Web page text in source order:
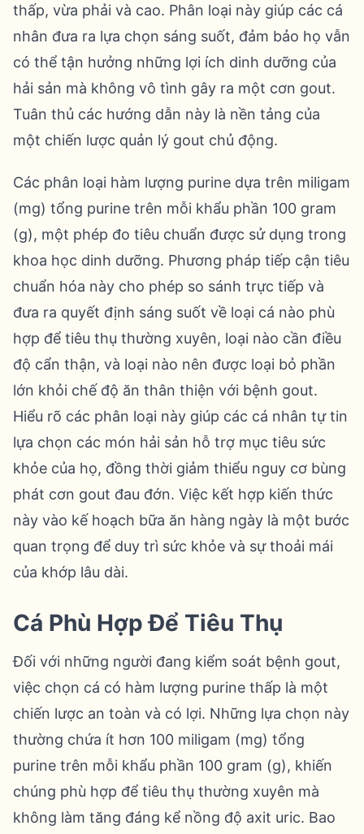
thấp, vừa phải và cao. Phân loại này giúp các cá
nhân đưa ra lựa chọn sáng suốt, đảm bảo họ vẫn
có thể tận hưởng những lợi ích dinh dưỡng của
hải sản mà không vô tình gây ra một cơn gout.
Tuân thủ các hướng dẫn này là nền tảng của
một chiến lược quản lý gout chủ động.
Các phân loại hàm lượng purine dựa trên miligam
(mg) tổng purine trên mỗi khẩu phần 100 gram
(g), một phép đo tiêu chuẩn được sử dụng trong
khoa học dinh dưỡng. Phương pháp tiếp cận tiêu
chuẩn hóa này cho phép so sánh trực tiếp và
đưa ra quyết định sáng suốt về loại cá nào phù
hợp để tiêu thụ thường xuyên, loại nào cần điều
độ cẩn thận, và loại nào nên được loại bỏ phần
lớn khỏi chế độ ăn thân thiện với bệnh gout.
Hiểu rõ các phân loại này giúp các cá nhân tự tin
lựa chọn các món hải sản hỗ trợ mục tiêu sức
khỏe của họ, đồng thời giảm thiểu nguy cơ bùng
phát cơn gout đau đớn. Việc kết hợp kiến thức
này vào kế hoạch bữa ăn hàng ngày là một bước
quan trọng để duy trì sức khỏe và sự thoải mái
của khớp lâu dài.
Cá Phù Hợp Để Tiêu Thụ
Đối với những người đang kiểm soát bệnh gout,
việc chọn cá có hàm lượng purine thấp là một
chiến lược an toàn và có lợi. Những lựa chọn này
thường chứa ít hơn 100 miligam (mg) tổng
purine trên mỗi khẩu phần 100 gram (g), khiến
chúng phù hợp để tiêu thụ thường xuyên mà
không làm tăng đáng kể nồng độ axit uric. Bao